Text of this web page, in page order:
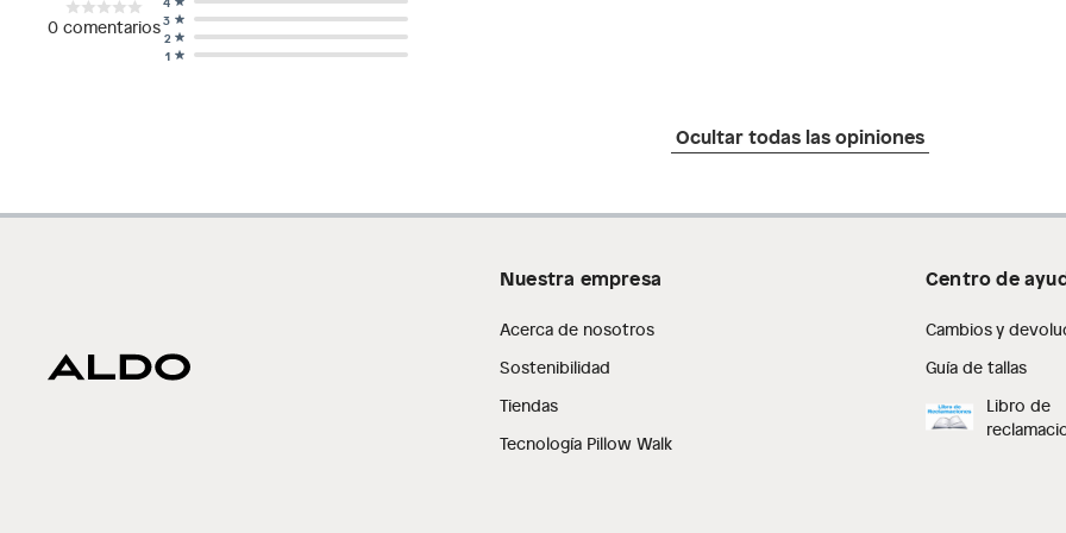
0 comentarios
1
2
3
Ocultar todas las opiniones
Nuestra empresa
Acerca de nosotros
Sostenibilidad
Tiendas
Tecnología Pillow Walk
Centro de
Cambios y
Guía de tallas
Libro de